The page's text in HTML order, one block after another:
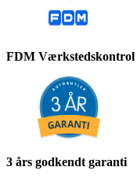
FDM Værkstedskontrol
3 års godkendt garanti